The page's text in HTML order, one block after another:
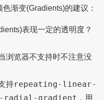
渐变(Gradients)的建议：
表现一定的透明度？
浏览器不支持时不注意没
持repeating-linear-
radial-gradient ，用